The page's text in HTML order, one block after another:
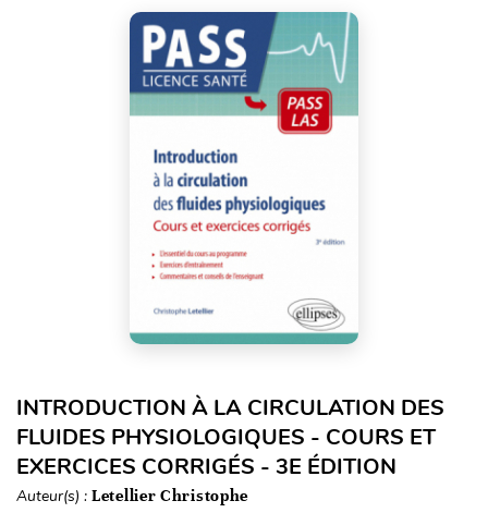
INTRODUCTION À LA CIRCULATION DES
FLUIDES PHYSIOLOGIQUES - COURS ET
EXERCICES CORRIGÉS - 3E ÉDITION
Auteur(s) : Letellier Christophe